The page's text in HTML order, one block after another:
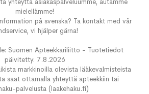
yhteyttä asiakaspalveluumme, autamme
mielellämme!
på svenska? Ta kontakt med vår
vi hjälper gärna!
Suomen Apteekkariliitto - Tuotetiedot
päivitetty: 7.8.2026
markkinoilla olevista lääkevalmisteista
saat ottamalla yhteyttä apteekkiin tai
palvelusta (laakehaku.fi)